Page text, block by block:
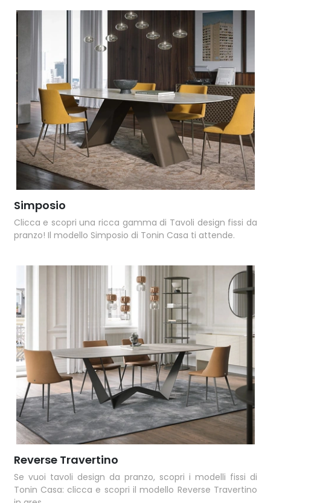
Simposio
Clicca e scopri una ricca gamma di Tavoli design fissi da
pranzo! Il modello Simposio di Tonin Casa ti attende.
Reverse Travertino
Se vuoi tavoli design da pranzo, scopri i modelli fissi di
Tonin Casa: clicca e scopri il modello Reverse Travertino